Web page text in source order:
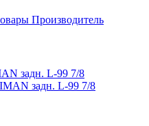
Производитель
задн. L-99 7/8